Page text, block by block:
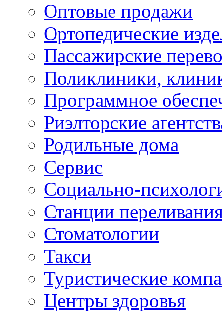
Оптовые продажи
Ортопедические
Пассажирские
Поликлиники,
Программное
Риэлторские
Родильные дома
Сервис
Социально-
Станции
Стоматологии
Такси
Туристические
Центры здоровья